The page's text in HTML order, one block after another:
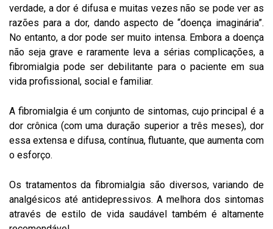
verdade, a dor é difusa e muitas vezes não se pode ver as
razões para a dor, dando aspecto de “doença imaginária”.
No entanto, a dor pode ser muito intensa. Embora a doença
não seja grave e raramente leva a sérias complicações, a
fibromialgia pode ser debilitante para o paciente em sua
vida profissional, social e familiar.
A fibromialgia é um conjunto de sintomas, cujo principal é a
dor crônica (com uma duração superior a três meses), dor
essa extensa e difusa, contínua, flutuante, que aumenta com
o esforço.
Os tratamentos da fibromialgia são diversos, variando de
analgésicos até antidepressivos. A melhora dos sintomas
através de estilo de vida saudável também é altamente